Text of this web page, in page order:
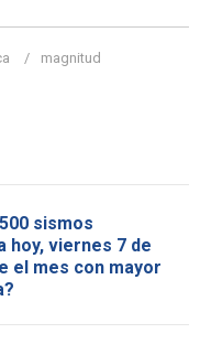
magnitud
sismos
hoy, viernes 7 de
el mes con mayor